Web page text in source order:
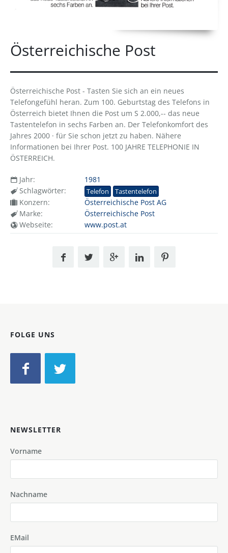
Österreichische Post
Österreichische Post - Tasten Sie sich an ein neues
Telefongefühl heran. Zum 100. Geburtstag des Telefons in
Österreich bietet Ihnen die Post um S 2.000,-- das neue
Tastentelefon in sechs Farben an. Der Telefonkomfort des
Jahres 2000 · für Sie schon jetzt zu haben. Nähere
Informationen bei Ihrer Post. 100 JAHRE TELEPHONIE IN
ÖSTERREICH.
Jahr:
1981
Schlagwörter:
Telefon Tastentelefon
Konzern:
Österreichische Post AG
Marke:
Österreichische Post
Webseite:
www.post.at
FOLGE UNS
NEWSLETTER
Vorname
Nachname
EMail